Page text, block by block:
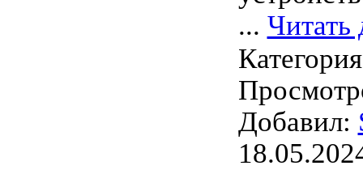
... Читать
Добавил: